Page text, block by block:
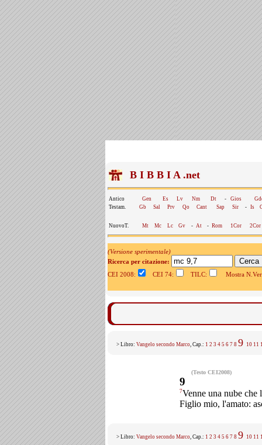
B I B B I A .net
Antico Gen Es Lv Nm Dt - Gios
Testam.
Gb Sal Prv Qo Cant Sap Sir - Is
NuovoT. Mt Mc Lc Gv - At - Rom 1Cor 2Cor
(Versione sperimentale)
Ricerca per citazione:
CEI 2008:
CEI 74: TILC: Mostra
> Libro: Vangelo secondo Marco, Cap.: 1 2 3 4 5 6 7 8 9 10 11
(Testo CEI2008)
9
7Venne una nube
Figlio mio, l'amato:
> Libro: Vangelo secondo Marco, Cap.: 1 2 3 4 5 6 7 8 9 10 11